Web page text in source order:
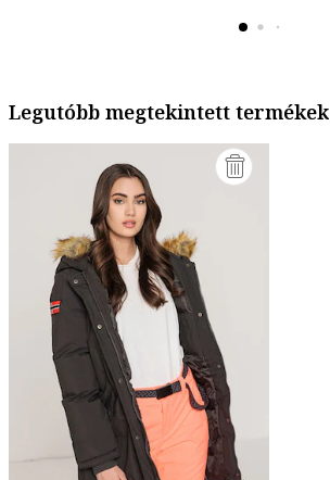
Legutóbb megtekintett termékek